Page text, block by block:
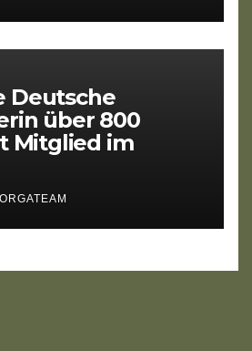
Deutsche
über 800
Mitglied im
ORGATEAM